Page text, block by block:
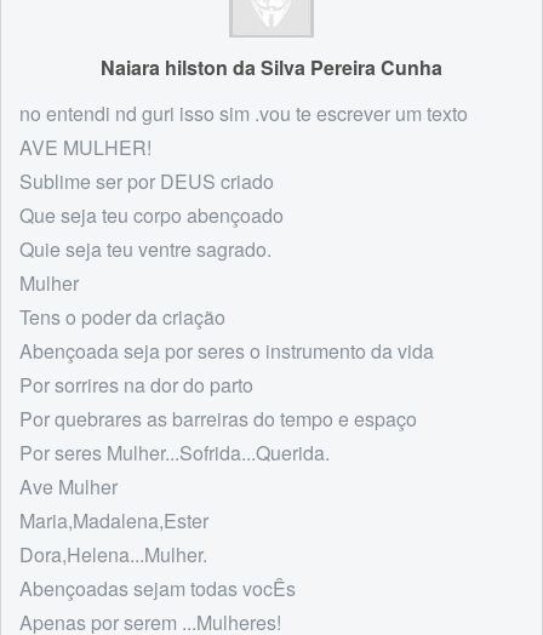
Naiara hilston da Silva Pereira Cunha
no entendi nd guri isso sim .vou te escrever um texto
AVE MULHER!
Sublime ser por DEUS criado
Que seja teu corpo abençoado
Quie seja teu ventre sagrado.
Mulher
Tens o poder da criação
Abençoada seja por seres o instrumento da vida
Por sorrires na dor do parto
Por quebrares as barreiras do tempo e espaço
Por seres Mulher...Sofrida...Querida.
Ave Mulher
Maria,Madalena,Ester
Dora,Helena...Mulher.
Abençoadas sejam todas vocÊs
Apenas por serem ...Mulheres!